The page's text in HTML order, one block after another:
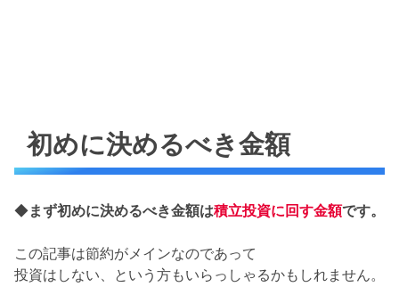
初めに決めるべき金額
◆まず初めに決めるべき金額は積立投資に回す金額です。
この記事は節約がメインなのであって
投資はしない、という方もいらっしゃるかもしれません。